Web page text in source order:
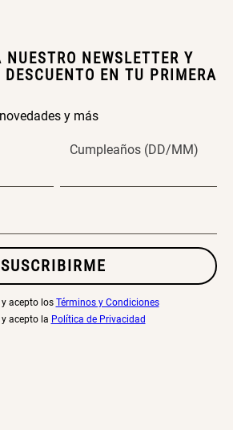
NUESTRO NEWSLETTER Y
DESCUENTO EN TU PRIMERA
y más
Cumpleaños (DD/MM)
SUSCRIBIRME
y acepto los Términos y Condiciones
acepto la Política de Privacidad